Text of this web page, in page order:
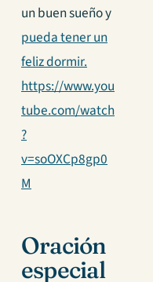
un buen sueño y
pueda tener un
feliz dormir.
https://www.you
tube.com/watch
?
v=soOXCp8gp0
M
Oración
especial